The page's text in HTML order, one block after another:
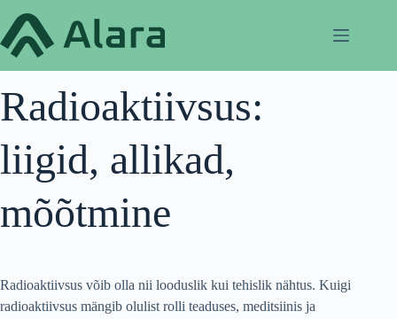
to
content
Radioaktiivsus:
liigid, allikad,
mõõtmine
Radioaktiivsus võib olla nii looduslik kui tehislik nähtus. Kuigi
radioaktiivsus mängib olulist rolli teaduses, meditsiinis ja